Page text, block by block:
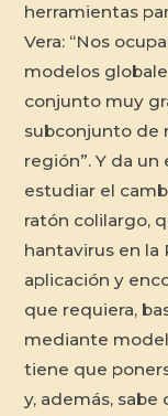
herramientas
Vera: “Nos
modelos
conjunto muy
subconjunto de
región”. Y da
estudiar el
ratón colilargo,
hantavirus en la
aplicación y
que requiera,
mediante
tiene que
y, además,